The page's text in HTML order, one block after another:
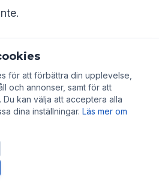
till alla artiklar
Twitter LinkedIn
för att förbättra din upplevelse,
och annonser, samt för att
kan välja att acceptera alla
dina inställningar. Läs mer om